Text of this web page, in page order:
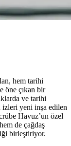
hem tarihi
öne çıkan bir
ve tarihi
izleri yeni inşa edilen
Havuz’un özel
de çağdaş
birleştiriyor.